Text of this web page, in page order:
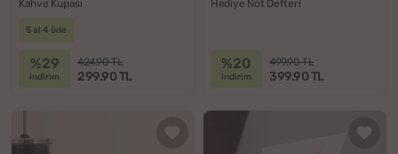
Kahve Kupası
5 al 4 öde
%29
indirim
424.90 TL
299.90 TL
Hediye Not Defteri
%20
indirim
499.90 TL
399.90 TL